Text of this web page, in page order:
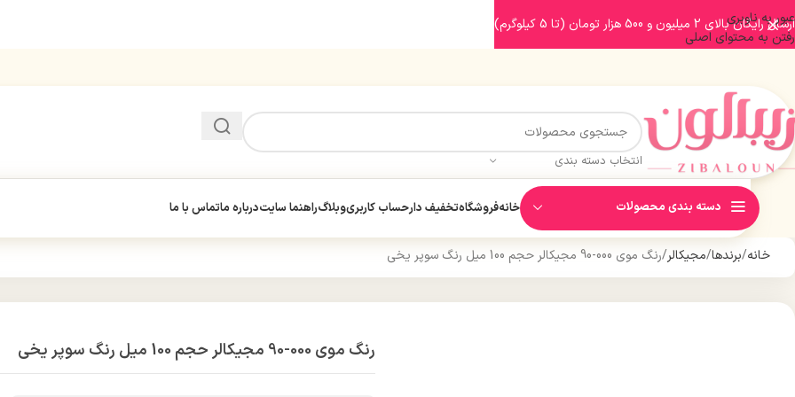
عبور به ناوبری
رفتن به محتوای اصلی
انتخاب دسته بندی
دسته بندی محصولات خانهفروشگاهتخفیف دارحساب کاربریوبلاگراهنما سایتدرباره ماتماس با ما
خانه برندها مجیکالر رنگ موی 000-90 مجیکالر حجم 100 میل رنگ سوپر یخی
رنگ موی 000-90 مجیکالر حجم 100 میل رنگ سوپر یخی
ارسال رایگان بالای 2 میلیون و 500 هزار تومان (تا 5 کیلوگرم)